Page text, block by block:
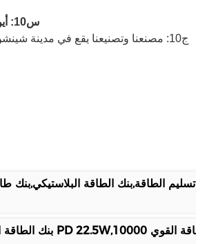
س10: أين مصنعك وتصنيعك؟
ج10: مصنعنا وتصنيعنا يقع في مدينة
تسليم الطاقة,بنك الطاقة البلاستيكي,بنك